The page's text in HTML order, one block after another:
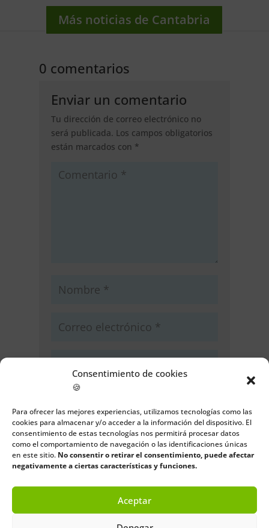
Consentimiento de cookies
🍪
Para ofrecer las mejores experiencias, utilizamos tecnologías como las
cookies para almacenar y/o acceder a la información del dispositivo. El
consentimiento de estas tecnologías nos permitirá procesar datos
como el comportamiento de navegación o las identificaciones únicas
en este sitio. No consentir o retirar el consentimiento, puede afectar
negativamente a ciertas características y funciones.
Aceptar
Más noticias de Cantabria
0 comentarios
Enviar un comentario
Tu dirección de correo electrónico no
será publicada. Los campos obligatorios
están marcados con *
Guarda mi nombre, correo
electrónico y web en este navegador
para la próxima vez que comente.
Enviar comentario